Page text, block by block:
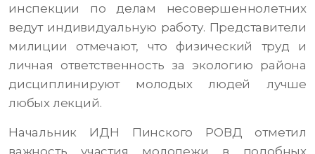
инспекции по делам несовершеннолетних
ведут индивидуальную работу. Представители
милиции отмечают, что физический труд и
личная ответственность за экологию района
дисциплинируют молодых людей лучше
любых лекций.
Начальник ИДН Пинского РОВД отметил
важность участия молодежи в подобных